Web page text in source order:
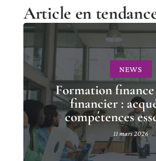
Article en
NEWS
Formation
financier :
compétences
11 mars 2026